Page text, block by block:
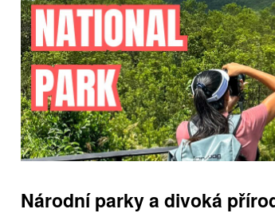
Národní parky a divoká